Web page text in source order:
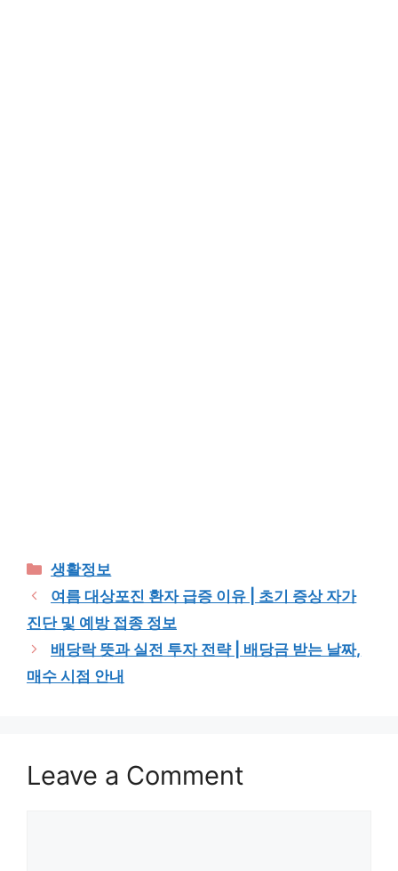
Categories
생활정보
여름 대상포진 환자 급증 이유 | 초기 증상 자가
진단 및 예방 접종 정보
배당락 뜻과 실전 투자 전략 | 배당금 받는 날짜,
매수 시점 안내
Leave a Comment